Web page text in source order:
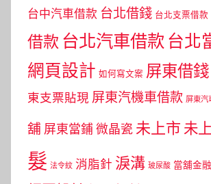
台中汽車借款 台北借錢 台北支票借款
借款 台北汽車借款 台北
網頁設計 如何寫文案 屏東借錢
東支票貼現 屏東汽機車借款 屏東汽
舖 屏東當鋪 微晶瓷 未上市 未
髮 法令紋 消脂針 淚溝 玻尿酸 當舖金融